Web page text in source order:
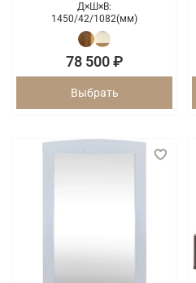
Д×Ш×В:
1450/42/1082(мм)
78 500 ₽
Выбрать